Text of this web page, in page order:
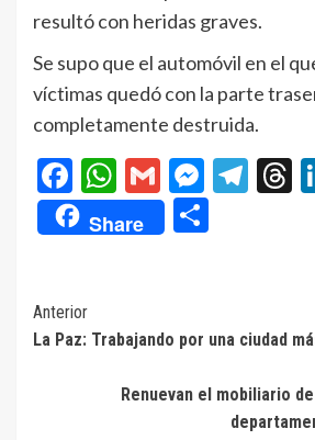
resultó con heridas graves.
Se supo que el automóvil en el
víctimas quedó con la parte
completamente destruida.
Facebook
WhatsApp
Gmail
Share
Navegación
de
entradas
Anterior
La Paz: Trabajando por una ciudad
Renuevan el mobiliario